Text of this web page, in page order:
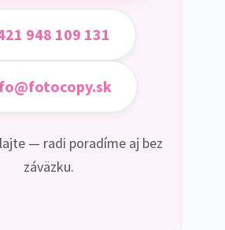
948 109 131
— radi poradíme aj bez
záväzku.